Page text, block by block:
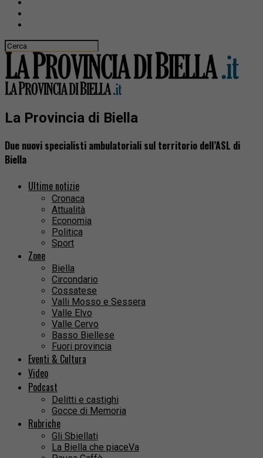
La Provincia di Biella
Due nuovi specialisti ambulatoriali sul territorio dell’ASL di
Biella
Ultime notizie
Cronaca
Attualità
Economia
Politica
Sport
Zone
Biella
Circondario
Cossatese
Valli Mosso e Sessera
Valle Elvo
Valle Cervo
Basso Biellese
Fuori provincia
Eventi & Cultura
Video
Podcast
Delitti e castighi
Gocce di Memoria
Rubriche
Gli Sbiellati
La Biella che piaceVa